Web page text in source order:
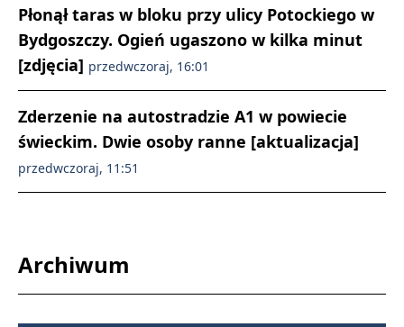
Płonął taras w bloku przy ulicy Potockiego w
Bydgoszczy. Ogień ugaszono w kilka minut
[zdjęcia] przedwczoraj, 16:01
Zderzenie na autostradzie A1 w powiecie
świeckim. Dwie osoby ranne [aktualizacja]
przedwczoraj, 11:51
Archiwum